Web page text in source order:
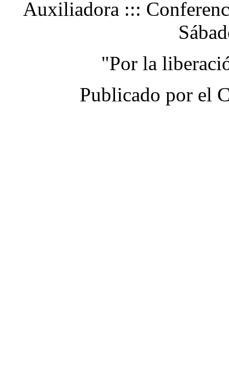
Auxiliadora :::
"Por la
Publicado por el